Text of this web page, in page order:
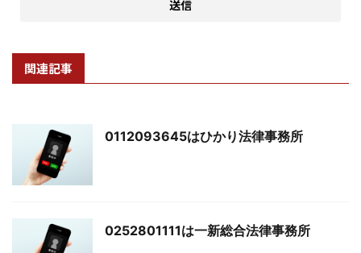
関連記事
0112093645はひかり法律事務所
0252801111は一新総合法律事務所